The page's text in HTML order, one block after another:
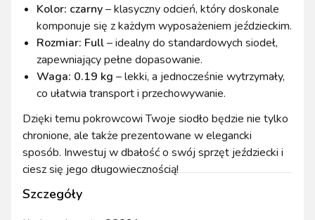
Szczegóły
Kolor: czarny– klasyczny odcień, który doskonale
komponuje się z każdym wyposażeniem jeździeckim.
Rozmiar: Full– idealny do standardowych siodeł,
zapewniający pełne dopasowanie.
Waga: 0.19 kg – lekki, a jednocześnie wytrzymały,
co ułatwia transport i przechowywanie.
Dzięki temu pokrowcowi Twoje siodło będzie nie tylko
chronione, ale także prezentowane w elegancki
sposób. Inwestuj w dbałość o swój sprzęt jeździecki i
ciesz się jego długowiecznością!